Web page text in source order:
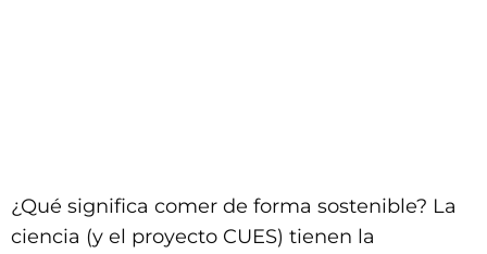
¿Qué significa comer de forma sostenible? La
ciencia (y el proyecto CUES) tienen la